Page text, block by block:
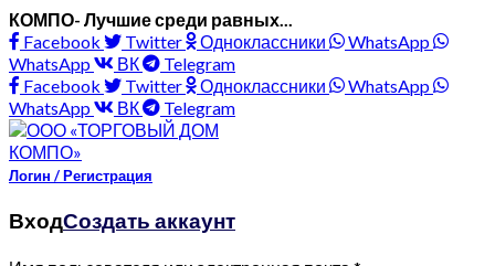
КОМПО- Лучшие среди равных...
Facebook
Twitter Одноклассники
WhatsApp
WhatsApp
ВК
Telegram
Facebook
Twitter Одноклассники
WhatsApp
WhatsApp
ВК Telegram
Логин / Регистрация
ВходСоздать аккаунт